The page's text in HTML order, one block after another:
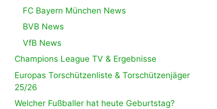
FC Bayern München News
BVB News
VfB News
Champions League TV & Ergebnisse
Europas Torschützenliste & Torschützenjäger
25/26
Welcher Fußballer hat heute Geburtstag?